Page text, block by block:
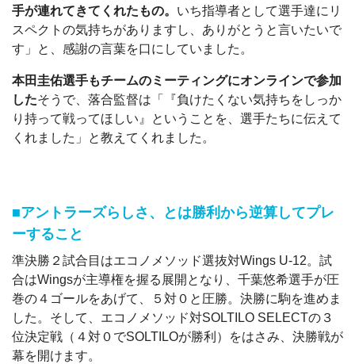
手が連れてきてくれたもの。 いち指導者として選手達にリ
スペクトの気持ちがありますし、ありがとうと言いたいで
す」と、感謝の言葉を口にしていました。
本田圭佑選手もチームのミーティングにオンラインで参加
したそうで、落合監督は「『負けたくない気持ちをしっか
り持って戦ってほしい』ということを、選手たちに伝えて
くれました」と教えてくれました。
■アントラーズらしさ、とは勝利から逆算してプレ
ーすること
準決勝２試合目はエコノメソッド選抜対Wings U-12。試
合はWingsが主導権を握る展開となり、千葉悠希選手が圧
巻の４ゴールをあげて、５対０と圧勝。決勝に駒を進めま
した。そして、エコノメソッド対SOLTILO SELECTの３
位決定戦（４対０でSOLTILOが勝利）をはさみ、決勝戦が
幕を開けます。